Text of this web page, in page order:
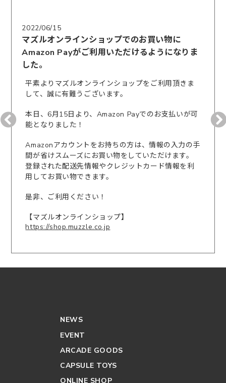
2022/06/15
マズルオンラインショップでのお買い物に
Amazon Payがご利用いただけるようになりま
した。
平素よりマズルオンラインショップをご利用頂きま
して、誠に有難うございます。
本日、6月15日より、Amazon Payでのお支払いが可
能となりました！
Amazonアカウントをお持ちの方は、情報の入力の手
間が省けスムーズにお買い物をしていただけます。
登録された配送先情報やクレジットカード情報を利
用してお買い物できます。
是非、ご利用ください！
【マズルオンラインショップ】
https://shop.muzzle.co.jp
NEWS
EVENT
ARCADE GOODS
CAPSULE TOYS
ONLINE SHOP